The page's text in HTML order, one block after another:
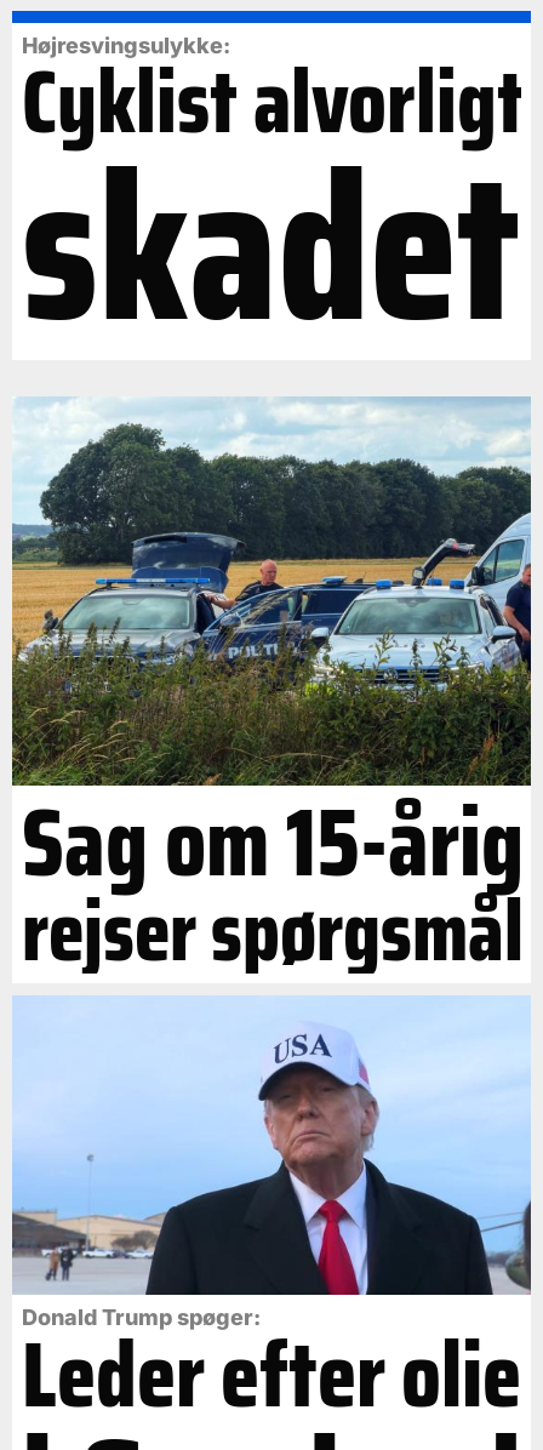
Højresvingsulykke:
Cyklist alvorligt
skadet
Sag om 15-årig
rejser spørgsmål
Donald Trump spøger:
Leder efter olie